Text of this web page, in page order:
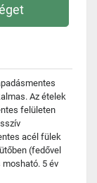
Az ételek
felületen
acél fülek
(fedővel
mosható. 5 év